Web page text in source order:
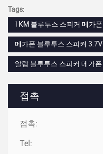
접촉
접촉:
Tel:
Tags:
1KM 블루투스 스피커 메가폰
메가폰 블루투스 스피커 3.7V
알람 블루투스 스피커 메가폰